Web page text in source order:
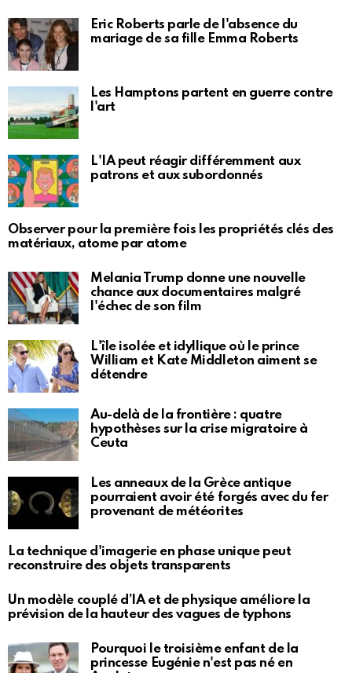
Eric Roberts parle de l'absence du
mariage de sa fille Emma Roberts
Les Hamptons partent en guerre contre
l'art
L'IA peut réagir différemment aux
patrons et aux subordonnés
Observer pour la première fois les propriétés clés des
matériaux, atome par atome
Melania Trump donne une nouvelle
chance aux documentaires malgré
l'échec de son film
L'île isolée et idyllique où le prince
William et Kate Middleton aiment se
détendre
Au-delà de la frontière : quatre
hypothèses sur la crise migratoire à
Ceuta
Les anneaux de la Grèce antique
pourraient avoir été forgés avec du fer
provenant de météorites
La technique d'imagerie en phase unique peut
reconstruire des objets transparents
Un modèle couplé d’IA et de physique améliore la
prévision de la hauteur des vagues de typhons
Pourquoi le troisième enfant de la
princesse Eugénie n'est pas né en